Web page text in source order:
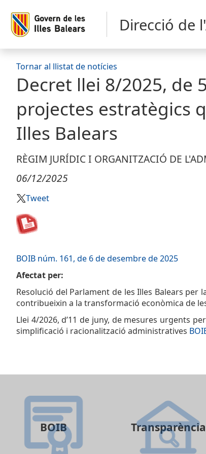
Direcció de
Tornar al llistat de notícies
Decret llei 8/2025, de
projectes estratègics
Illes Balears
RÈGIM JURÍDIC I ORGANITZACIÓ DE
06/12/2025
Tweet
BOIB núm. 161, de 6 de desembre de 2025
Afectat per:
Resolució del Parlament de les Illes Balears
contribueixin a la transformació econòmica de
Llei 4/2026, d’11 de juny, de mesures urgents
simplificació i racionalització administratives
BOIB Transparència